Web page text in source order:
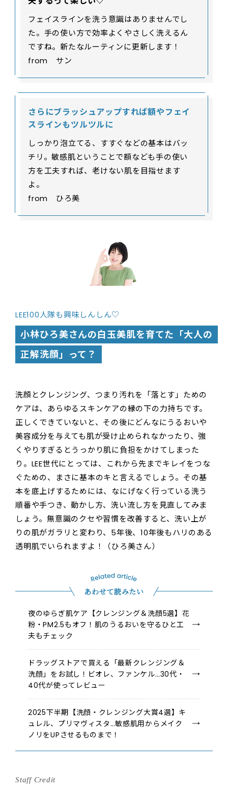
フェイスラインを洗う意識はありませんでし
た。手の使い方で効率よくやさしく洗えるん
ですね。新たなルーティンに更新します！
from サン
さらにブラッシュアップすれば額やフェイ
スラインもツルツルに
しっかり泡立てる、すすぐなどの基本はバッ
チリ。敏感肌ということで額なども手の使い
方を工夫すれば、老けない肌を目指せます
よ。
from ひろ美
LEE100人隊も興味しんしん♡
小林ひろ美さんの白玉美肌を育てた「大人の
正解洗顔」って？
洗顔とクレンジング、つまり汚れを「落とす」ための
ケアは、あらゆるスキンケアの縁の下の力持ちです。
正しくできていないと、その後にどんなにうるおいや
美容成分を与えても肌が受け止められなかったり、強
くやりすぎるとうっかり肌に負担をかけてしまった
り。LEE世代にとっては、これから先までキレイをつな
ぐための、まさに基本のキと言えるでしょう。その基
本を底上げするためには、なにげなく行っている洗う
順番や手つき、動かし方、洗い流し方を見直してみま
しょう。無意識のクセや習慣を改善すると、洗い上が
りの肌がガラリと変わり、5年後、10年後もハリのある
透明肌でいられますよ！（ひろ美さん）
あわせて読みたい
夜のゆらぎ肌ケア【クレンジング＆洗顔5選】花
粉・PM2.5もオフ！肌のうるおいを守るひと工
夫もチェック
ドラッグストアで買える「最新クレンジング＆
洗顔」をお試し！ビオレ、ファンケル…30代・
40代が使ってレビュー
2025下半期【洗顔・クレンジング大賞4選】キ
ュレル、プリマヴィスタ…敏感肌用からメイク
ノリをUPさせるものまで！
Staff Credit